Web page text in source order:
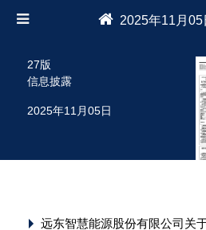
2025年11月
27版
信息披露
2025年11月05日
远东智慧能源股份有限公司关